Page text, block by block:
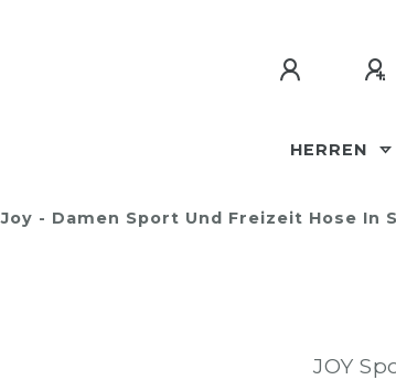
HERREN
Joy - Damen Sport Und Freizeit Hose In
JOY